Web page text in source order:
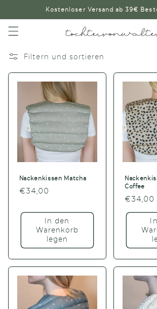
Inhalt
Kostenloser Versand ab 39€
Filtern und sortieren
Nackenkissen Matcha
Normaler
€34,00
In den
Warenkorb
legen
Coffee
Normaler
Preis
€34,00